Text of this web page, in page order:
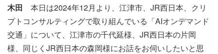
木田 本日は2024年12月より、江津市、JR西日本、クリ
プトコンサルティングで取り組んでいる「AIオンデマンド
交通」について、江津市の千代延様、JR西日本の片岡
様、同じくJR西日本の森岡様にお話をお伺いしたいと思